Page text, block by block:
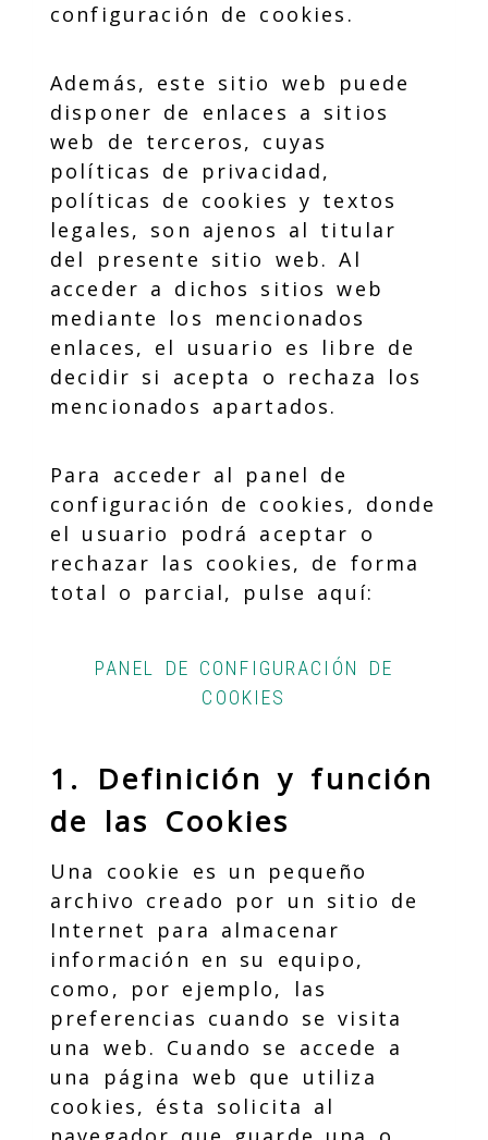
configuración de cookies.
Además, este sitio web puede
disponer de enlaces a sitios
web de terceros, cuyas
políticas de privacidad,
políticas de cookies y textos
legales, son ajenos al titular
del presente sitio web. Al
acceder a dichos sitios web
mediante los mencionados
enlaces, el usuario es libre de
decidir si acepta o rechaza los
mencionados apartados.
Para acceder al panel de
configuración de cookies, donde
el usuario podrá aceptar o
rechazar las cookies, de forma
total o parcial, pulse aquí:
PANEL DE CONFIGURACIÓN DE
COOKIES
1. Definición y función
de las Cookies
Una cookie es un pequeño
archivo creado por un sitio de
Internet para almacenar
información en su equipo,
como, por ejemplo, las
preferencias cuando se visita
una web. Cuando se accede a
una página web que utiliza
cookies, ésta solicita al